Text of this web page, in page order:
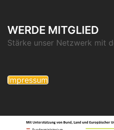
WERDE MITGLIED
Stärke unser Netzwerk mit
Impressum